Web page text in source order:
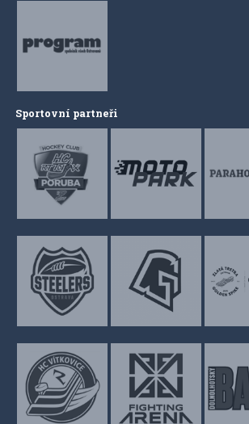
Sportovní partneři